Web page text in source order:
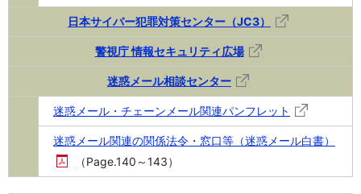
日本サイバー犯罪対策センター（JC3）
警視庁 情報セキュリティ広場
迷惑メール相談センター
迷惑メール・チェーンメール関連パンフレット
迷惑メール関連の関係法令・窓口等（迷惑メール白書）
（Page.140～143）